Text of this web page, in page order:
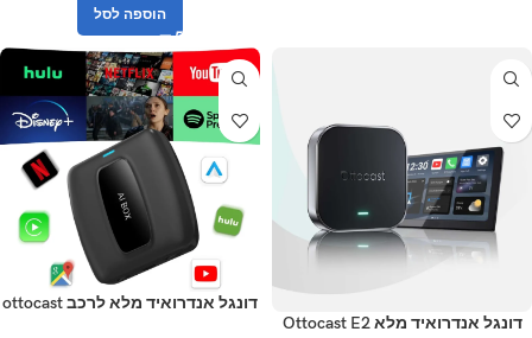
הוספה לסל
דונגל אנדרואיד מלא Ottocast E2
דונגל אנדרואיד מלא לרכב ottocast